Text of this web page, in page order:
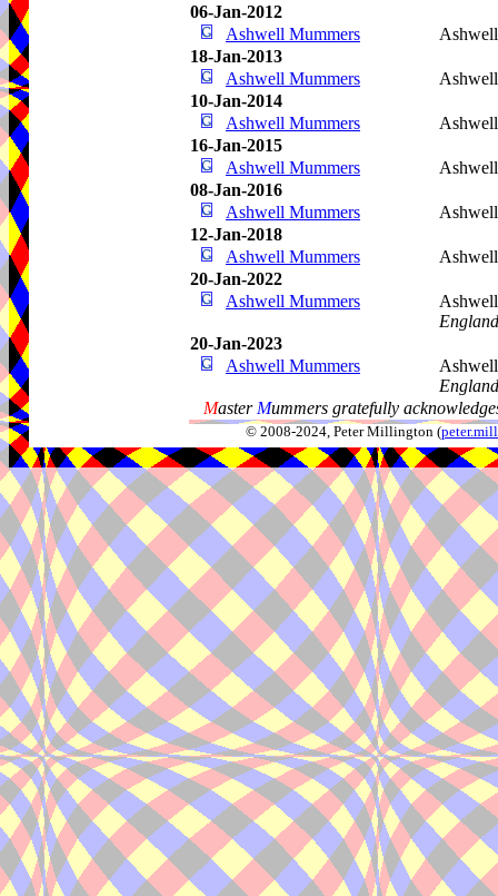
06-Jan-2012
Ashwell Mummers
18-Jan-2013
Ashwell Mummers
10-Jan-2014
Ashwell Mummers
16-Jan-2015
Ashwell Mummers
08-Jan-2016
Ashwell Mummers
12-Jan-2018
Ashwell Mummers
20-Jan-2022
Ashwell Mummers
England
20-Jan-2023
Ashwell Mummers
England
Master Mummers gratefully
© 2008-2024, Peter Millington (